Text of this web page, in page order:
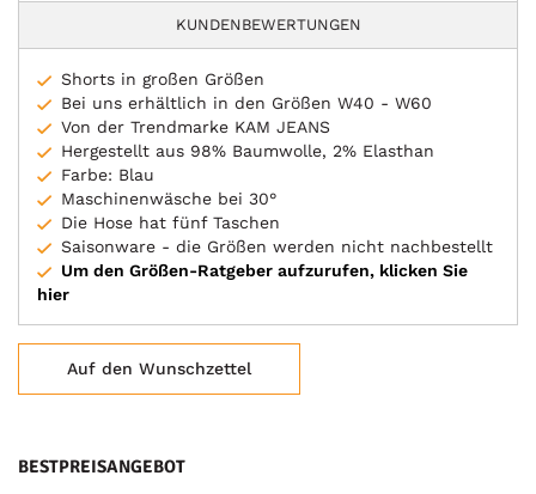
KUNDENBEWERTUNGEN
Shorts in großen Größen
Bei uns erhältlich in den Größen W40 - W60
Von der Trendmarke KAM JEANS
Hergestellt aus 98% Baumwolle, 2% Elasthan
Farbe: Blau
Maschinenwäsche bei 30°
Die Hose hat fünf Taschen
Saisonware - die Größen werden nicht nachbestellt
Um den Größen-Ratgeber aufzurufen, klicken Sie
hier
Auf den Wunschzettel
BESTPREISANGEBOT